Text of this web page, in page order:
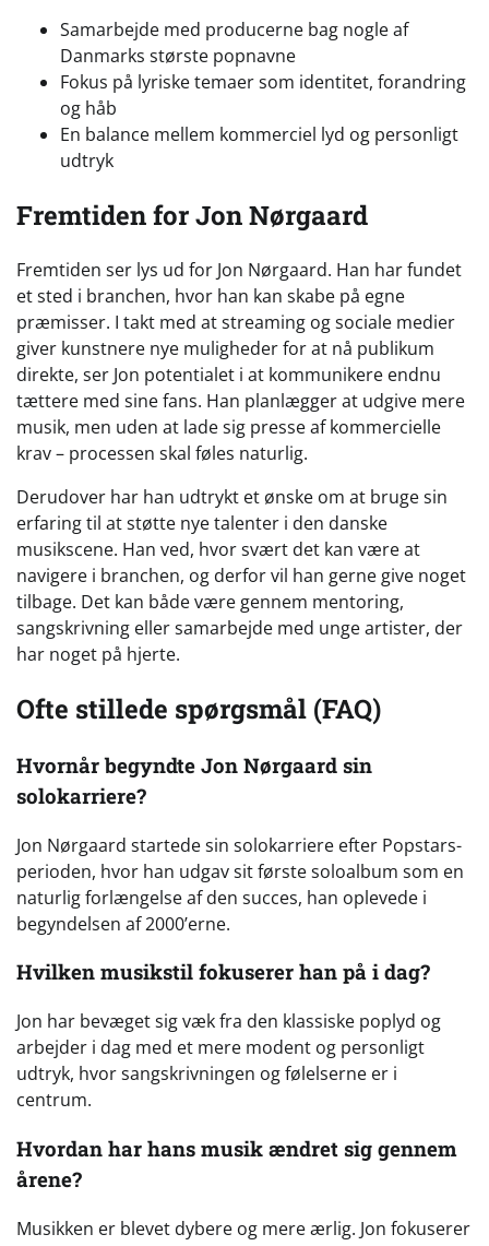
Samarbejde med producerne bag nogle af
Danmarks største popnavne
Fokus på lyriske temaer som identitet, forandring
og håb
En balance mellem kommerciel lyd og personligt
udtryk
Fremtiden for Jon Nørgaard
Fremtiden ser lys ud for Jon Nørgaard. Han har fundet
et sted i branchen, hvor han kan skabe på egne
præmisser. I takt med at streaming og sociale medier
giver kunstnere nye muligheder for at nå publikum
direkte, ser Jon potentialet i at kommunikere endnu
tættere med sine fans. Han planlægger at udgive mere
musik, men uden at lade sig presse af kommercielle
krav – processen skal føles naturlig.
Derudover har han udtrykt et ønske om at bruge sin
erfaring til at støtte nye talenter i den danske
musikscene. Han ved, hvor svært det kan være at
navigere i branchen, og derfor vil han gerne give noget
tilbage. Det kan både være gennem mentoring,
sangskrivning eller samarbejde med unge artister, der
har noget på hjerte.
Ofte stillede spørgsmål (FAQ)
Hvornår begyndte Jon Nørgaard sin
solokarriere?
Jon Nørgaard startede sin solokarriere efter Popstars-
perioden, hvor han udgav sit første soloalbum som en
naturlig forlængelse af den succes, han oplevede i
begyndelsen af 2000’erne.
Hvilken musikstil fokuserer han på i dag?
Jon har bevæget sig væk fra den klassiske poplyd og
arbejder i dag med et mere modent og personligt
udtryk, hvor sangskrivningen og følelserne er i
centrum.
Hvordan har hans musik ændret sig gennem
årene?
Musikken er blevet dybere og mere ærlig. Jon fokuserer